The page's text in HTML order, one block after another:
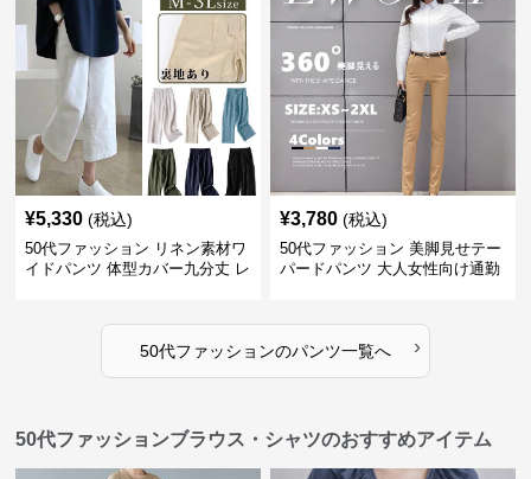
¥5,330 (税込)
50代ファッション リネン素材ワ
イドパンツ 体型カバー九分丈 レ
¥3,780 (税込)
50代ファッション 美脚見せテー
パードパンツ 大人女性向け通勤
50代ファッションのパンツ一覧へ ›
50代ファッションブラウス・シャツのおすすめアイテム